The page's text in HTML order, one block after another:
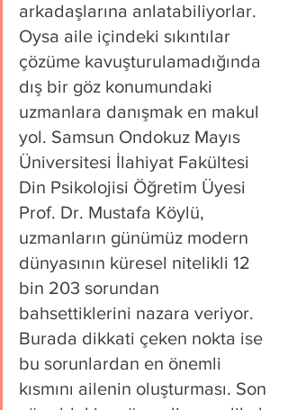
arkadaşlarına anlatabiliyorlar.
Oysa aile içindeki sıkıntılar
çözüme kavuşturulamadığında
dış bir göz konumundaki
uzmanlara danışmak en makul
yol. Samsun Ondokuz Mayıs
Üniversitesi İlahiyat Fakültesi
Din Psikolojisi Öğretim Üyesi
Prof. Dr. Mustafa Köylü,
uzmanların günümüz modern
dünyasının küresel nitelikli 12
bin 203 sorundan
bahsettiklerini nazara veriyor.
Burada dikkati çeken nokta ise
bu sorunlardan en önemli
kısmını ailenin oluşturması. Son